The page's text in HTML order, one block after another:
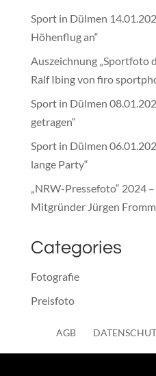
Sport in Dülmen
Höhenflug an“
Auszeichnung „Sportfoto
Ralf Ibing von firo
Sport in Dülmen
getragen“
Sport in Dülmen
lange Party“
„NRW-Pressefoto“ 2024
Mitgründer Jürgen
Categories
Fotografie
Preisfoto
AGB